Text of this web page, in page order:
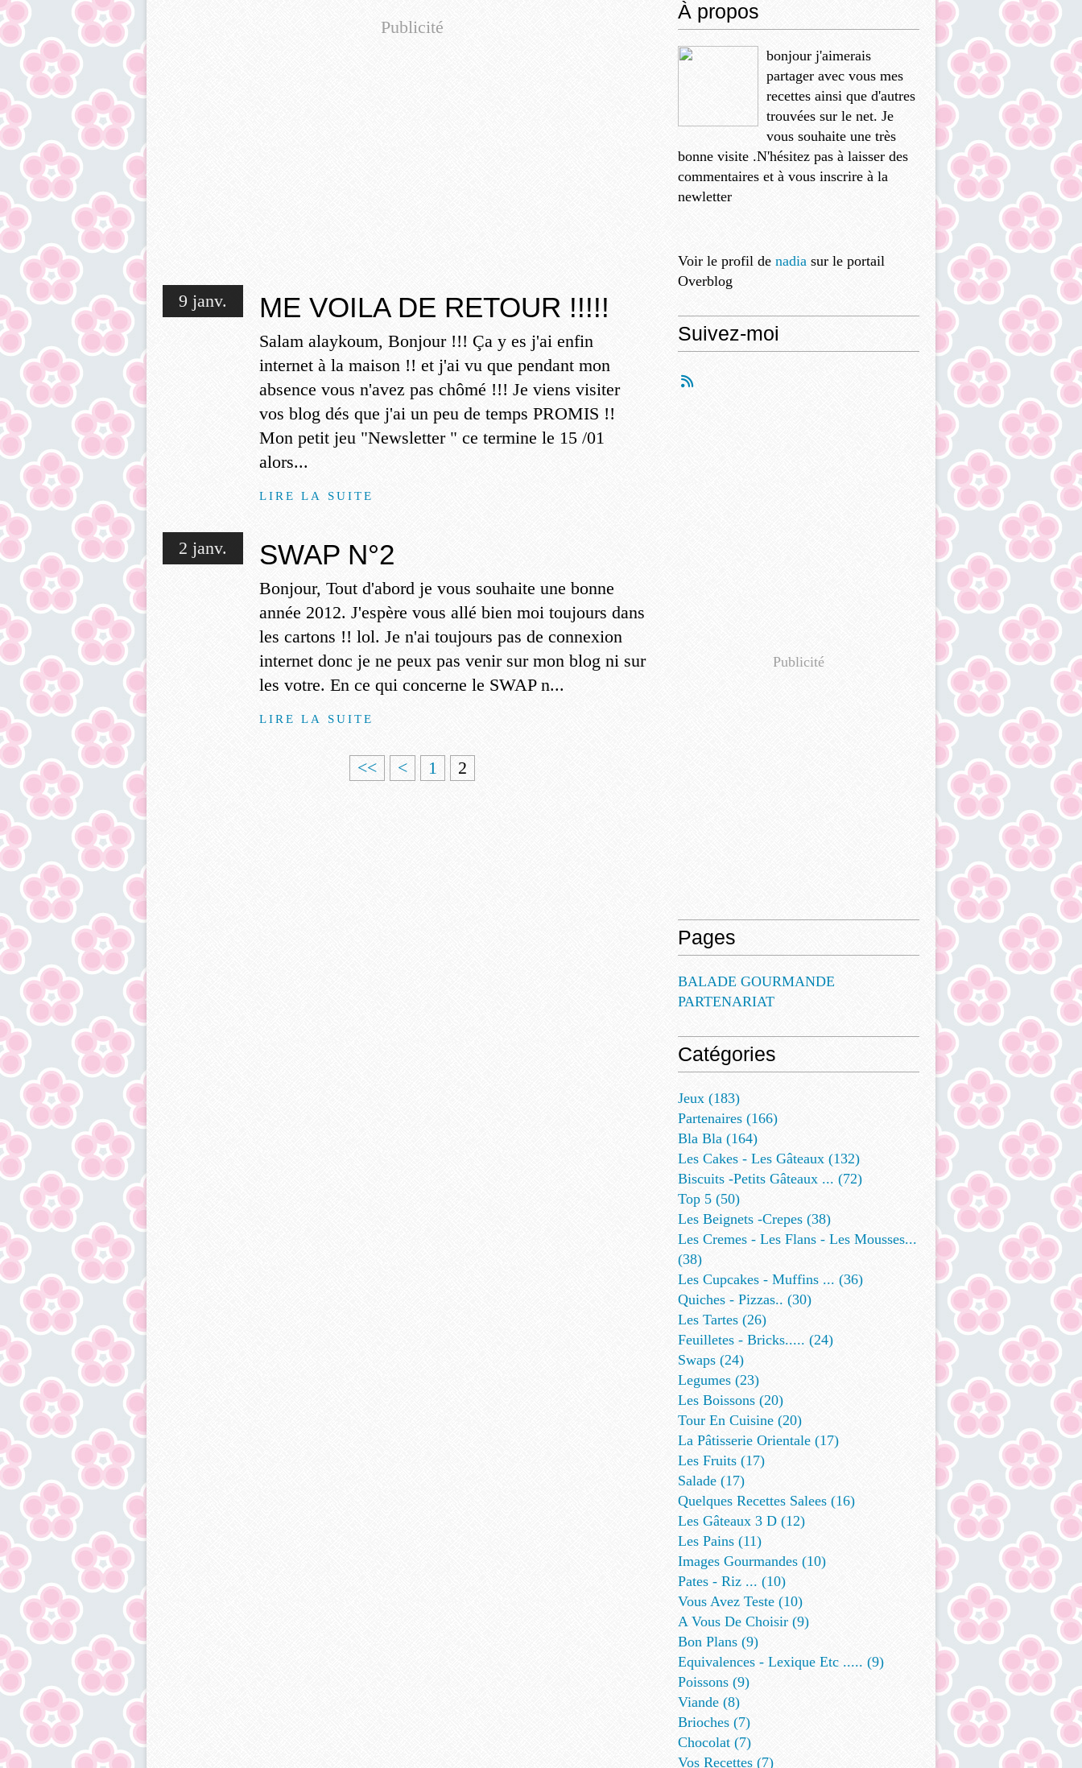
Publicité
9 janv. ME VOILA DE RETOUR !!!!!
Salam alaykoum, Bonjour !!! Ça y es j'ai enfin
internet à la maison !! et j'ai vu que pendant mon
absence vous n'avez pas chômé !!! Je viens visiter
vos blog dés que j'ai un peu de temps PROMIS !!
Mon petit jeu "Newsletter " ce termine le 15 /01
alors...
LIRE LA SUITE
2 janv. SWAP N°2
Bonjour, Tout d'abord je vous souhaite une bonne
année 2012. J'espère vous allé bien moi toujours dans
les cartons !! lol. Je n'ai toujours pas de connexion
internet donc je ne peux pas venir sur mon blog ni sur
les votre. En ce qui concerne le SWAP n...
LIRE LA SUITE
<< < 1 2
À propos
bonjour j'aimerais
partager avec vous mes
recettes ainsi que d'autres
trouvées sur le net. Je
vous souhaite une très
bonne visite .N'hésitez pas à laisser des
commentaires et à vous inscrire à la
newletter
Voir le profil de nadia sur le portail
Overblog
Suivez-moi
Publicité
Pages
BALADE GOURMANDE
PARTENARIAT
Catégories
Jeux (183)
Partenaires (166)
Bla Bla (164)
Les Cakes - Les Gâteaux (132)
Biscuits -petits Gâteaux ... (72)
Top 5 (50)
Les Beignets -crepes (38)
Les Cremes - Les Flans - Les Mousses...
(38)
Les Cupcakes - Muffins ... (36)
Quiches - Pizzas.. (30)
Les Tartes (26)
Feuilletes - Bricks..... (24)
Swaps (24)
Legumes (23)
Les Boissons (20)
Tour En Cuisine (20)
La Pâtisserie Orientale (17)
Les Fruits (17)
Salade (17)
Quelques Recettes Salees (16)
Les Gâteaux 3 D (12)
Les Pains (11)
Images Gourmandes (10)
Pates - Riz ... (10)
Vous Avez Teste (10)
A Vous De Choisir (9)
Bon Plans (9)
Equivalences - Lexique Etc ..... (9)
Poissons (9)
Viande (8)
Brioches (7)
Chocolat (7)
Vos Recettes (7)